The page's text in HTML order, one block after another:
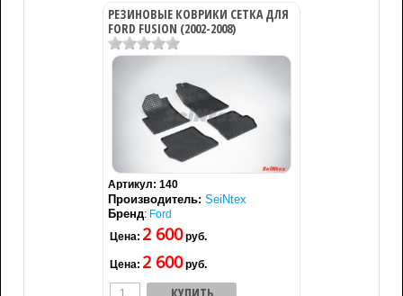
РЕЗИНОВЫЕ КОВРИКИ СЕТКА ДЛЯ
FORD FUSION (2002-2008)
Артикул: 140
Производитель: SeiNtex
Бренд: Ford
Цена: 2 600руб.
Цена: 2 600руб.